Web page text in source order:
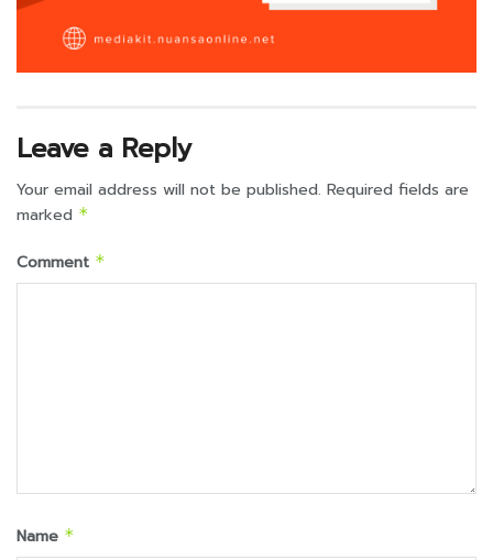
Leave a Reply
Your email address will not be published. Required fields are
marked *
Comment *
Name *